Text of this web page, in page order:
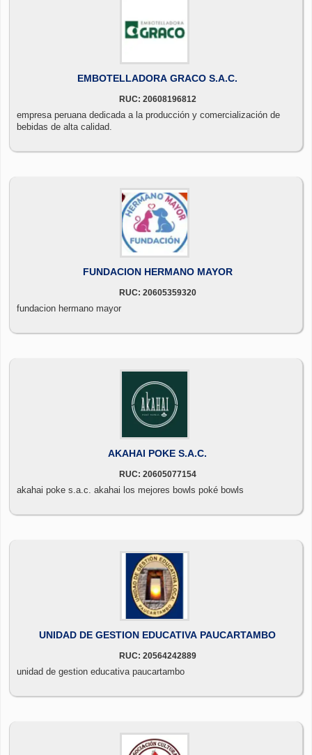
EMBOTELLADORA GRACO S.A.C.
RUC: 20608196812
empresa peruana dedicada a la producción y comercialización de
bebidas de alta calidad.
FUNDACION HERMANO MAYOR
RUC: 20605359320
fundacion hermano mayor
AKAHAI POKE S.A.C.
RUC: 20605077154
akahai poke s.a.c. akahai los mejores bowls poké bowls
UNIDAD DE GESTION EDUCATIVA PAUCARTAMBO
RUC: 20564242889
unidad de gestion educativa paucartambo